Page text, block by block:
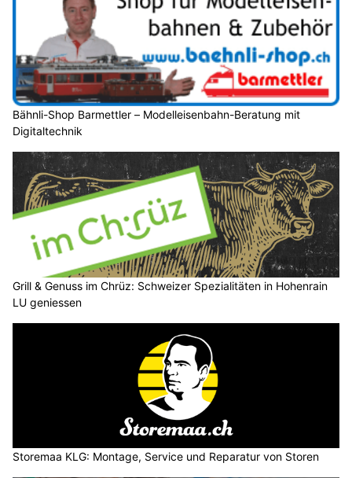
Bähnli-Shop Barmettler – Modelleisenbahn-Beratung mit
Digitaltechnik
Grill & Genuss im Chrüz: Schweizer Spezialitäten in Hohenrain
LU geniessen
Storemaa KLG: Montage, Service und Reparatur von Storen